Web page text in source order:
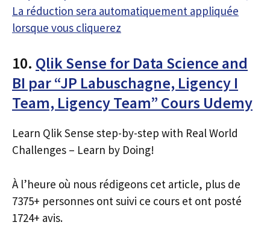
La réduction sera automatiquement appliquée
lorsque vous cliquerez
10. Qlik Sense for Data Science and
BI par “JP Labuschagne, Ligency I
Team, Ligency Team” Cours Udemy
Learn Qlik Sense step-by-step with Real World
Challenges – Learn by Doing!
À l’heure où nous rédigeons cet article, plus de
7375+ personnes ont suivi ce cours et ont posté
1724+ avis.